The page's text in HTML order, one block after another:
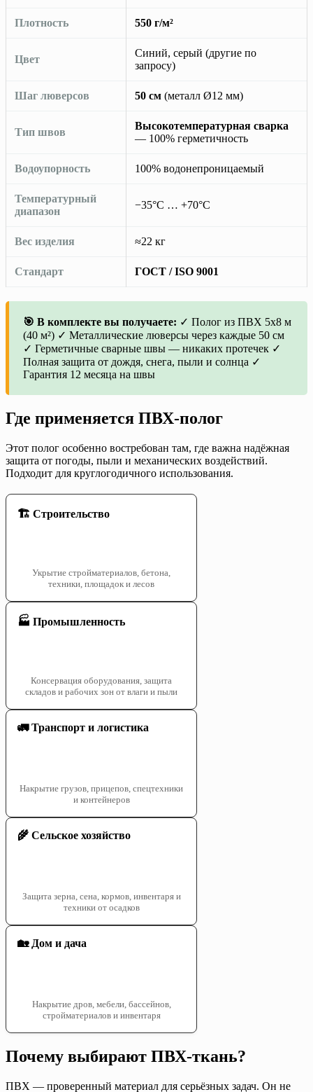
Плотность 550 г/м²
Цвет
Синий, серый (другие по
запросу)
Шаг люверсов 50 см (металл Ø12 мм)
Тип швов
Высокотемпературная сварка
— 100% герметичность
Водоупорность 100% водонепроницаемый
Температурный
диапазон
−35°C … +70°C
Вес изделия ≈22 кг
Стандарт ГОСТ / ISO 9001
🎯 В комплекте вы получаете: ✓ Полог из ПВХ 5х8 м
(40 м²) ✓ Металлические люверсы через каждые 50 см
✓ Герметичные сварные швы — никаких протечек ✓
Полная защита от дождя, снега, пыли и солнца ✓
Гарантия 12 месяца на швы
Где применяется ПВХ-полог
Этот полог особенно востребован там, где важна надёжная
защита от погоды, пыли и механических воздействий.
Подходит для круглогодичного использования.
🏗️ Строительство
Укрытие стройматериалов, бетона,
техники, площадок и лесов
🏭 Промышленность
Консервация оборудования, защита
складов и рабочих зон от влаги и пыли
🚛 Транспорт и логистика
Накрытие грузов, прицепов, спецтехники
и контейнеров
🌾 Сельское хозяйство
Защита зерна, сена, кормов, инвентаря и
техники от осадков
🏡 Дом и дача
Накрытие дров, мебели, бассейнов,
стройматериалов и инвентаря
Почему выбирают ПВХ-ткань?
ПВХ — проверенный материал для серьёзных задач. Он не